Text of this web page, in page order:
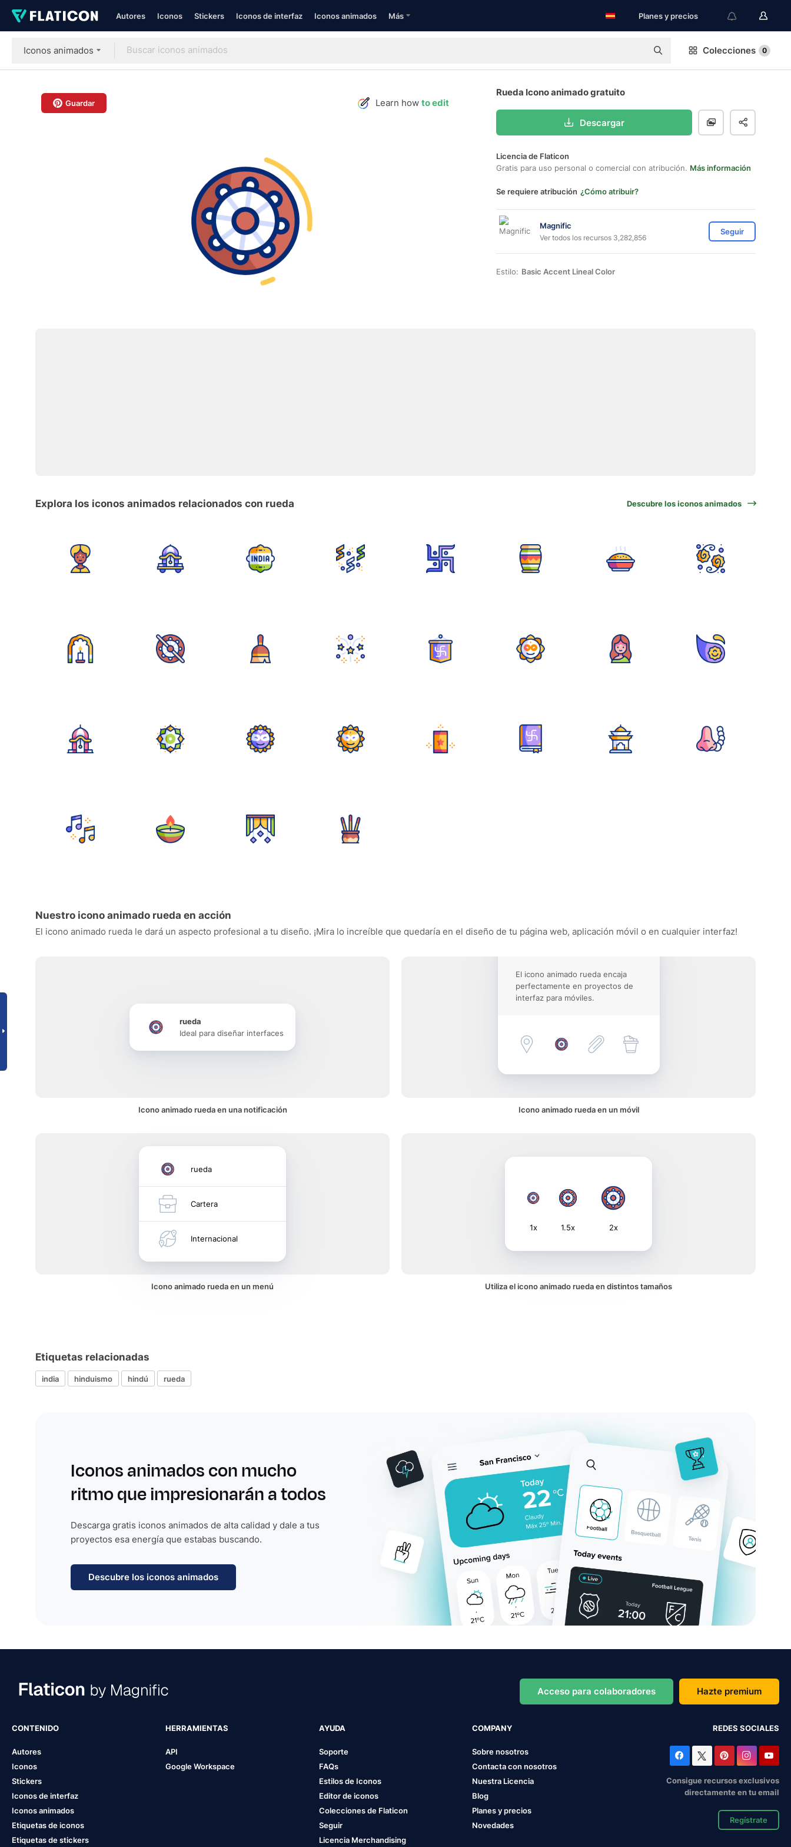
Autores Iconos Stickers Iconos de interfaz Iconos animados Más Planes y precios
Iconos animados Colecciones 0
Guardar Learn how to edit
Rueda Icono animado gratuito
Descargar
Licencia de Flaticon
Gratis para uso personal o comercial con atribución. Más información
Se requiere atribución ¿Cómo atribuir?
Magnific
Ver todos los recursos 3,282,856
Seguir
Estilo: Basic Accent Lineal Color
Explora los iconos animados relacionados con rueda Descubre los iconos animados
Nuestro icono animado rueda en acción
El icono animado rueda le dará un aspecto profesional a tu diseño. ¡Mira lo increíble que quedaría en el diseño de tu página web, aplicación móvil o en cualquier interfaz!
rueda
Ideal para diseñar interfaces
Icono animado rueda en una notificación
El icono animado rueda encaja
perfectamente en proyectos de
interfaz para móviles.
Icono animado rueda en un móvil
rueda
Cartera
Internacional
Icono animado rueda en un menú
1x 1.5x 2x
Utiliza el icono animado rueda en distintos tamaños
Etiquetas relacionadas
india hinduismo hindú rueda
Iconos animados con mucho
ritmo que impresionarán a todos
Descarga gratis iconos animados de alta calidad y dale a tus
proyectos esa energía que estabas buscando.
Descubre los iconos animados
Acceso para colaboradores Hazte premium
CONTENIDO
Autores
Iconos
Stickers
Iconos de interfaz
Iconos animados
Etiquetas de iconos
Etiquetas de stickers
HERRAMIENTAS
API
Google Workspace
AYUDA
Soporte
FAQs
Estilos de Iconos
Editor de iconos
Colecciones de Flaticon
Seguir
Licencia Merchandising
COMPANY
Sobre nosotros
Contacta con nosotros
Nuestra Licencia
Blog
Planes y precios
Novedades
REDES SOCIALES
Consigue recursos exclusivos
directamente en tu email
Regístrate